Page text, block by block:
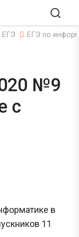
ЕГЭ ЕГЭ по
№9
с
в
11